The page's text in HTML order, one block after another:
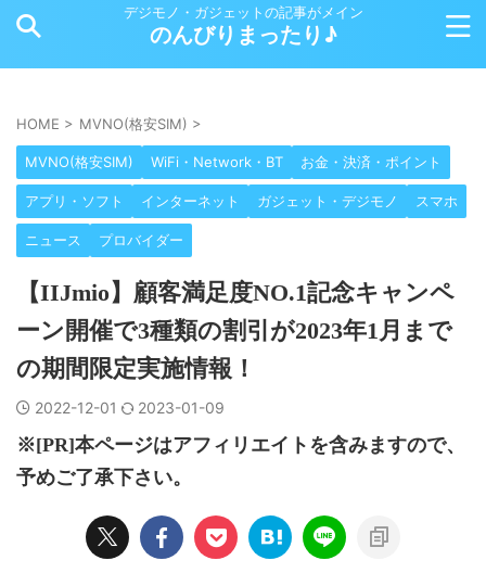
デジモノ・ガジェットの記事がメイン
のんびりまったり♪
HOME > MVNO(格安SIM) >
MVNO(格安SIM) WiFi・Network・BT お金・決済・ポイント
アプリ・ソフト インターネット ガジェット・デジモノ スマホ
ニュース プロバイダー
【IIJmio】顧客満足度NO.1記念キャンペ
ーン開催で3種類の割引が2023年1月まで
の期間限定実施情報！
2022-12-01 2023-01-09
※[PR]本ページはアフィリエイトを含みますので、
予めご了承下さい。